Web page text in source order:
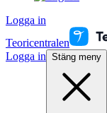
Logga in
Teoricentralen
Logga in Stäng meny